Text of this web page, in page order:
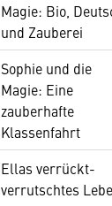
Magie: Bio,
und Zauberei
Sophie und die
Magie: Eine
zauberhafte
Klassenfahrt
Ellas verrückt-
verrutschtes